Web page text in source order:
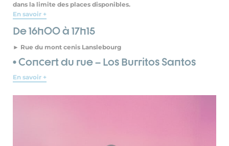
dans la limite des places disponibles.
En savoir +
De 16h00 à 17h15
► Rue du mont cenis Lanslebourg
• Concert du rue – Los Burritos Santos
En savoir +